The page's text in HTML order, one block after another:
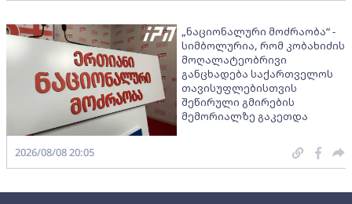
„ნაციონალური მოძრაობა“ -
სიმბოლურია, რომ კობახიძის
მოღალატეობრივი
განცხადება საქართველოს
თავისუფლებისთვის
შეწირული გმირების
მემორიალზე გაკეთდა
2026/08/08 20:05